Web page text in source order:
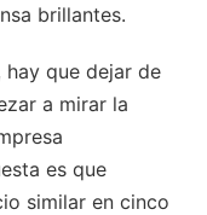
brillantes.
hay que dejar de
a mirar la
es que
similar en cinco